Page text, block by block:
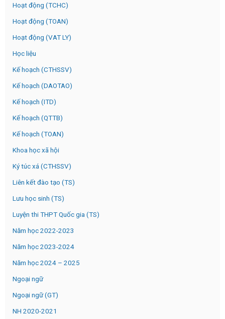
Hoạt động (TCHC)
Hoạt động (TOAN)
Hoạt động (VAT LY)
Học liệu
Kế hoạch (CTHSSV)
Kế hoạch (DAOTAO)
Kế hoạch (ITD)
Kế hoạch (QTTB)
Kế hoạch (TOAN)
Khoa học xã hội
Ký túc xá (CTHSSV)
Liên kết đào tạo (TS)
Lưu học sinh (TS)
Luyện thi THPT Quốc gia (TS)
Năm học 2022-2023
Năm học 2023-2024
Năm học 2024 – 2025
Ngoại ngữ
Ngoại ngữ (GT)
NH 2020-2021